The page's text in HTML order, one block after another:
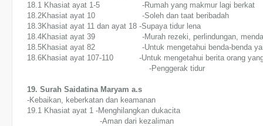
18.1 Khasiat ayat 1-5 -Rumah yang makmur lagi berkat
18.2Khasiat ayat 10 -Soleh dan taat beribadah
18.3Khasiat ayat 11 dan ayat 18 -Supaya tidur lena
18.4Khasiat ayat 39 -Murah rezeki, perlindungan,
18.5Khasiat ayat 82 -Untuk mengetahui benda-benda
18.6Khasiat ayat 107-110 -Untuk mengetahui berita orang
-Penggerak tidur
19. Surah Saidatina Maryam a.s
-Kebaikan, keberkatan dan keamanan
19.1 Khasiat ayat 1 -Menghilangkan dukacita
-Aman dari kezaliman